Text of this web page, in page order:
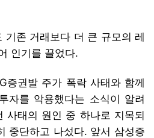
기존 거래보다 더 큰 규모의 레
인기를 끌었다.
증권발 주가 폭락 사태와 함께
자를 악용했다는 소식이 알려
사태의 원인 중 하나로 지목되
중단하고 나섰다. 앞서 삼성증